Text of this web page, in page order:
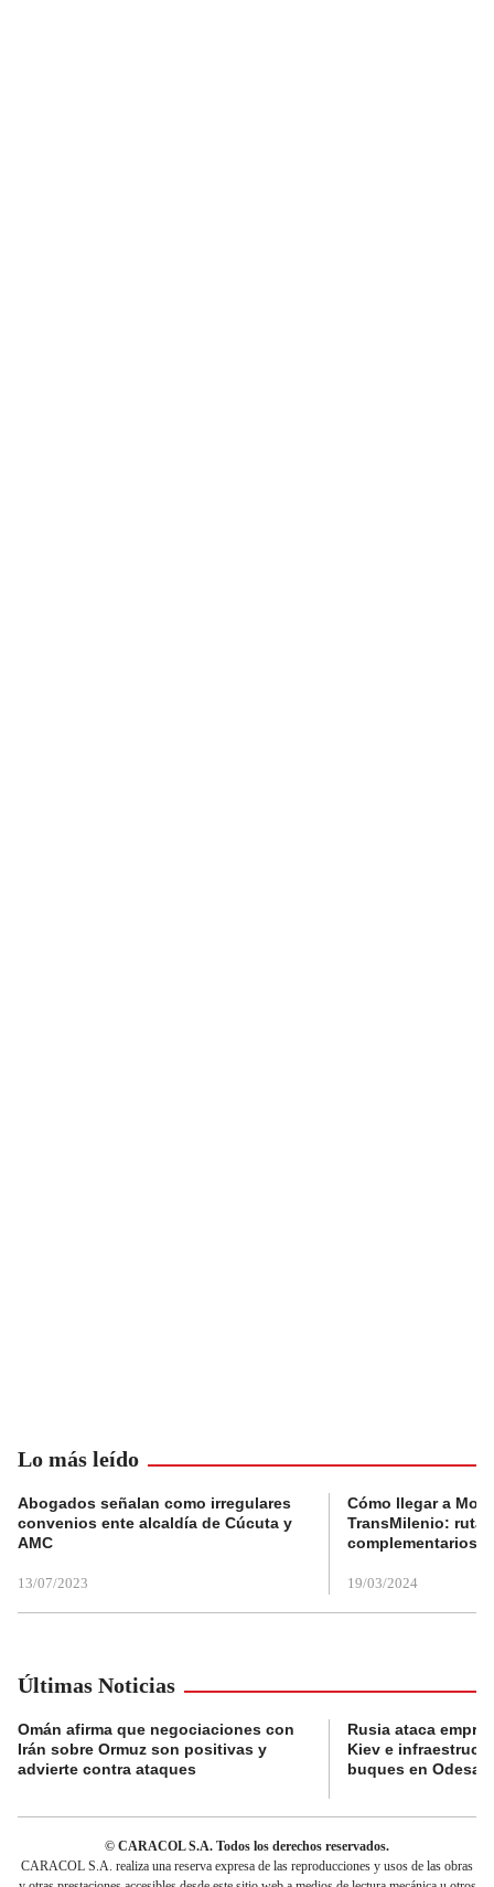
Lo más leído
Abogados señalan como irregulares
convenios ente alcaldía de Cúcuta y
AMC
13/07/2023
Cómo llegar a
TransMilenio:
complementarios
19/03/2024
Últimas Noticias
Omán afirma que negociaciones con
Irán sobre Ormuz son positivas y
advierte contra ataques
Rusia ataca
Kiev e
buques en Odesa
© CARACOL S.A. Todos los derechos reservados.
CARACOL S.A. realiza una reserva expresa de las reproducciones y usos de las obras